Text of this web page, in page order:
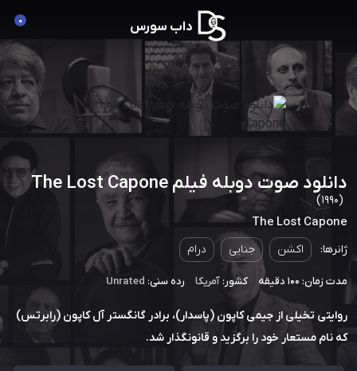
0 داب سورس
دانلود صوت دوبله فیلم The Lost Capone
(1990)
The Lost Capone
ژانرها: اکشن جنایی درام
مدت زمان: 100 دقیقه کشور:آمریکا رده سنی: Unrated
روایتی تخیلی از جیمی کاپون (پاسدار)، برادر گانگستر آل کاپون (رابرتس)
که نام مستعار خود را برگزید و قانونگذار شد.